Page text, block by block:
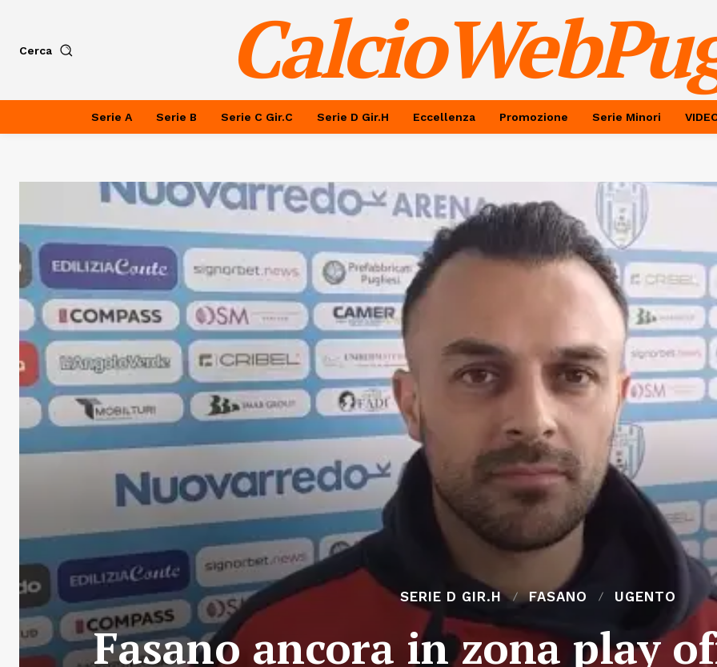
Cerca
Serie A Serie B Serie C Gir.C Serie D Gir.H Eccellenza Promozione Serie Minori
SERIE D GIR.H FASANO UGENTO
Fasano ancora in zona play